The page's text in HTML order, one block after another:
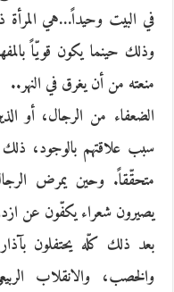
في البيت وحيداً…هي المرأة
وذلك حينما يكون قويّاً
منعته من أن يغرق في النهر..
الضعفاء من الرجال، أو
سبب علاقتهم بالوجود، ذلك
متحقّقاً. وحين يمرض
يصيرون شعراء يكفّون عن
بعد ذلك كلّه يحتفلون
والخصب، والانقلاب